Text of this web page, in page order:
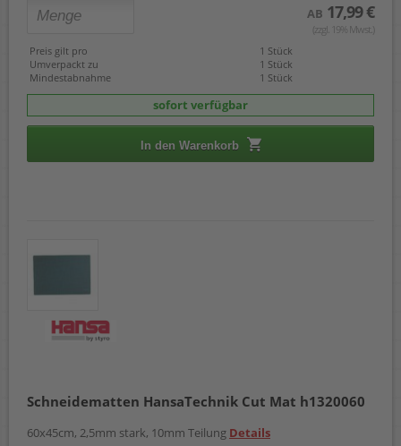
AB 17,99 €
(zzgl. 19% Mwst.)
Preis gilt pro
1 Stück
Umverpackt zu
1 Stück
Mindestabnahme
1 Stück
sofort verfügbar
In den Warenkorb
Schneidematten HansaTechnik Cut Mat h1320060
60x45cm, 2,5mm stark, 10mm Teilung Details